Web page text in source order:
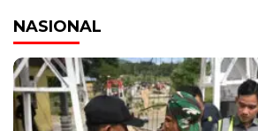
NASIONAL